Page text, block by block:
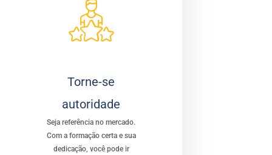
Torne-se
autoridade
Seja referência no mercado.
Com a formação certa e sua
dedicação, você pode ir